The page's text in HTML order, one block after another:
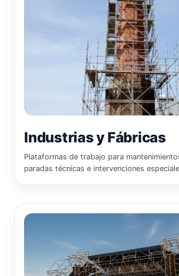
Industrias y Fábricas
Plataformas de trabajo para
paradas técnicas e intervenciones